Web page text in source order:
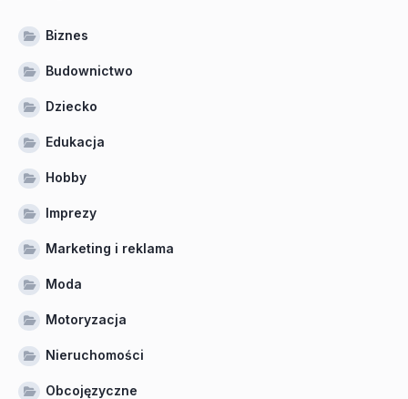
Biznes
Budownictwo
Dziecko
Edukacja
Hobby
Imprezy
Marketing i reklama
Moda
Motoryzacja
Nieruchomości
Obcojęzyczne